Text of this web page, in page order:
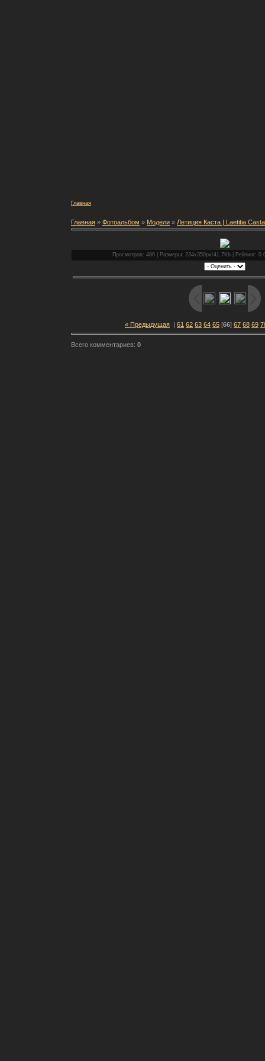
Главная
Главная » Фотоальбом » Модели » Летиция Каста | Laetitia Casta
Просмотров: 486 | Размеры: 234x350px/41.7Kb | Рейтинг:
« Предыдущая | 61 62 63 64 65 [66] 67 68 69
Всего комментариев: 0